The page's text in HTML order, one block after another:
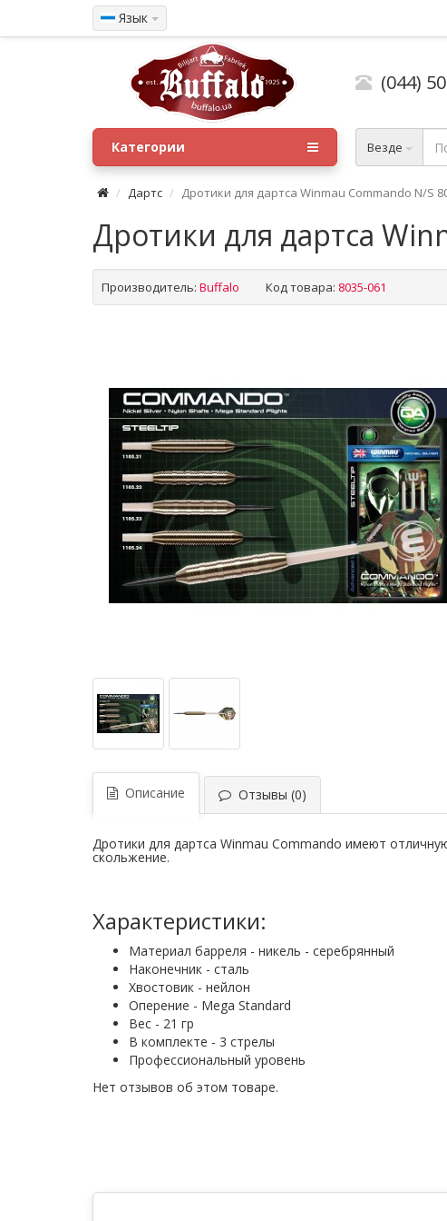
Язык
(044)
Везде
Категории
Дартс Дротики для дартса Winmau Commando N/S
Дротики для дартса
Производитель: Buffalo Код товара: 8035-061
Описание Отзывы (0)
Дротики для дартса Winmau Commando имеют
скольжение.
Характеристики:
Материал барреля - никель - серебрянный
Наконечник - сталь
Хвостовик - нейлон
Оперение - Mega Standard
Вес - 21 гр
В комплекте - 3 стрелы
Профессиональный уровень
Нет отзывов об этом товаре.